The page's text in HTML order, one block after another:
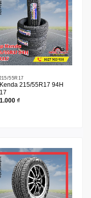
55R17
215/55R17 94H
₫